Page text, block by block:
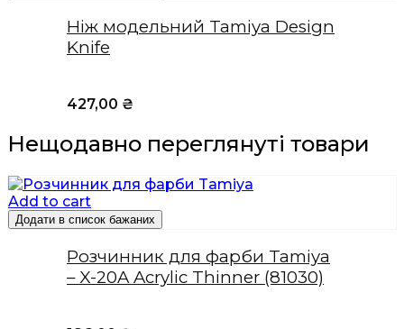
Ніж модельний Tamiya Design
Knife
427,00 ₴
Нещодавно переглянуті товари
Add to cart
Додати в список бажаних
Розчинник для фарби Tamiya
– X-20A Acrylic Thinner (81030)